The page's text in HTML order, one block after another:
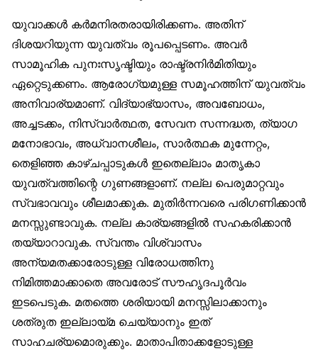
യുവാക്കൾ കർമനിരതരായിരിക്കണം. അതിന്
ദിശയറിയുന്ന യുവത്വം രൂപപ്പെടണം. അവർ
സാമൂഹിക പുനഃസൃഷ്ടിയും രാഷ്ട്രനിർമിതിയും
ഏറ്റെടുക്കണം. ആരോഗ്യമുള്ള സമൂഹത്തിന് യുവത്വം
അനിവാര്യമാണ്. വിദ്യാഭ്യാസം, അവബോധം,
അച്ചടക്കം, നിസ്വാർത്ഥത, സേവന സന്നദ്ധത, ത്യാഗ
മനോഭാവം, അധ്വാനശീലം, സാർത്ഥക മുന്നേറ്റം,
തെളിഞ്ഞ കാഴ്ചപ്പാടുകൾ ഇതെല്ലാം മാതൃകാ
യുവത്വത്തിന്റെ ഗുണങ്ങളാണ്. നല്ല പെരുമാറ്റവും
സ്വഭാവവും ശീലമാക്കുക. മുതിർന്നവരെ പരിഗണിക്കാൻ
മനസ്സുണ്ടാവുക. നല്ല കാര്യങ്ങളിൽ സഹകരിക്കാൻ
തയ്യാറാവുക. സ്വന്തം വിശ്വാസം
അന്യമതക്കാരോടുള്ള വിരോധത്തിനു
നിമിത്തമാക്കാതെ അവരോട് സൗഹൃദപൂർവം
ഇടപെടുക. മതത്തെ ശരിയായി മനസ്സിലാക്കാനും
ശത്രുത ഇല്ലായ്മ ചെയ്യാനും ഇത്
സാഹചര്യമൊരുക്കും. മാതാപിതാക്കളോടുള്ള